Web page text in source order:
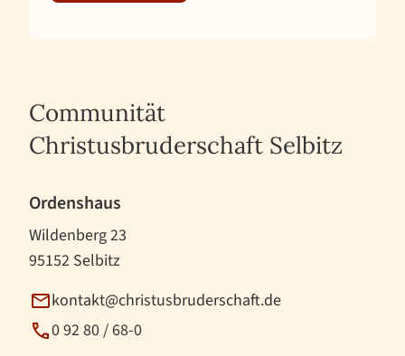
Communität
Christusbruderschaft Selbitz
Ordenshaus
Wildenberg 23
95152 Selbitz
kontakt@christusbruderschaft.de
0 92 80 / 68-0